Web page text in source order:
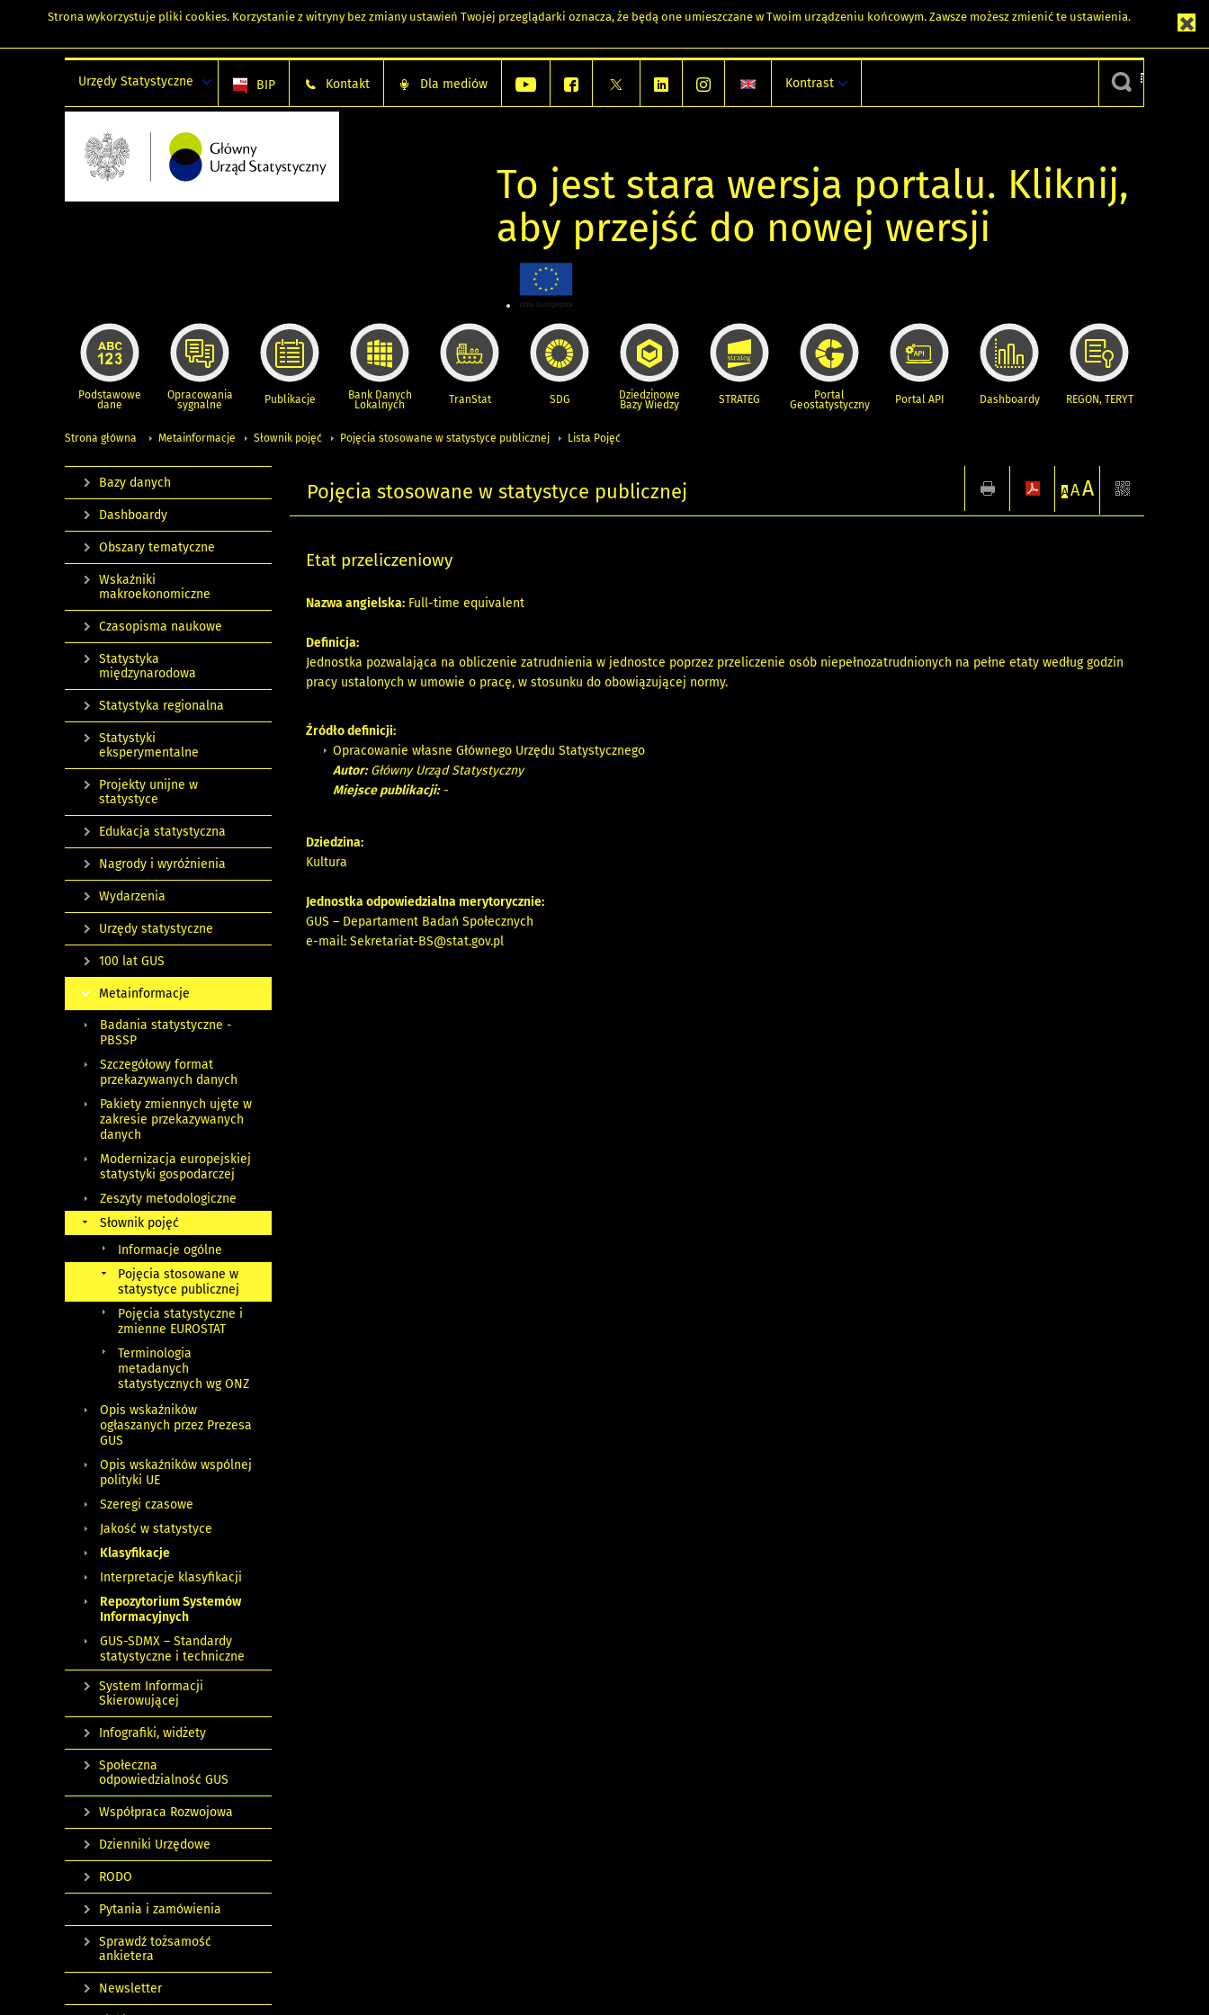
Strona wykorzystuje pliki cookies. Korzystanie z witryny bez zmiany ustawień Twojej przeglądarki oznacza, że będą one umieszczane w Twoim urządzeniu końcowym. Zawsze możesz zmienić te ustawienia.
Urzędy Statystyczne BIP Kontakt Dla mediów Kontrast
To jest stara wersja portalu. Kliknij,
aby przejść do nowej wersji
Podstawowe
dane
Opracowania
sygnalne Publikacje Bank Danych
Lokalnych TranStat SDG Dziedzinowe
Bazy Wiedzy STRATEG Portal
Geostatystyczny Portal API Dashboardy REGON, TERYT
Strona główna Metainformacje Słownik pojęć Pojęcia stosowane w statystyce publicznej Lista Pojęć
Pojęcia stosowane w statystyce publicznej A AA
Etat przeliczeniowy
Nazwa angielska: Full-time equivalent
Definicja:
Jednostka pozwalająca na obliczenie zatrudnienia w jednostce poprzez przeliczenie osób niepełnozatrudnionych na pełne etaty według godzin
pracy ustalonych w umowie o pracę, w stosunku do obowiązującej normy.
Źródło definicji:
Opracowanie własne Głównego Urzędu Statystycznego
Autor:Główny Urząd Statystyczny
Miejsce publikacji:-
Dziedzina:
Kultura
Jednostka odpowiedzialna merytorycznie:
GUS – Departament Badań Społecznych
e-mail:Sekretariat-BS@stat.gov.pl
Bazy danych
Dashboardy
Obszary tematyczne
Wskaźniki
makroekonomiczne
Czasopisma naukowe
Statystyka
międzynarodowa
Statystyka regionalna
Statystyki
eksperymentalne
Projekty unijne w
statystyce
Edukacja statystyczna
Nagrody i wyróżnienia
Wydarzenia
Urzędy statystyczne
100 lat GUS
Metainformacje
Badania statystyczne -
PBSSP
Szczegółowy format
przekazywanych danych
Pakiety zmiennych ujęte w
zakresie przekazywanych
danych
Modernizacja europejskiej
statystyki gospodarczej
Zeszyty metodologiczne
Słownik pojęć
Informacje ogólne
Pojęcia stosowane w
statystyce publicznej
Pojęcia statystyczne i
zmienne EUROSTAT
Terminologia
metadanych
statystycznych wg ONZ
Opis wskaźników
ogłaszanych przez Prezesa
GUS
Opis wskaźników wspólnej
polityki UE
Szeregi czasowe
Jakość w statystyce
Klasyfikacje
Interpretacje klasyfikacji
Repozytorium Systemów
Informacyjnych
GUS-SDMX – Standardy
statystyczne i techniczne
System Informacji
Skierowującej
Infografiki, widżety
Społeczna
odpowiedzialność GUS
Współpraca Rozwojowa
Dzienniki Urzędowe
RODO
Pytania i zamówienia
Sprawdź tożsamość
ankietera
Newsletter